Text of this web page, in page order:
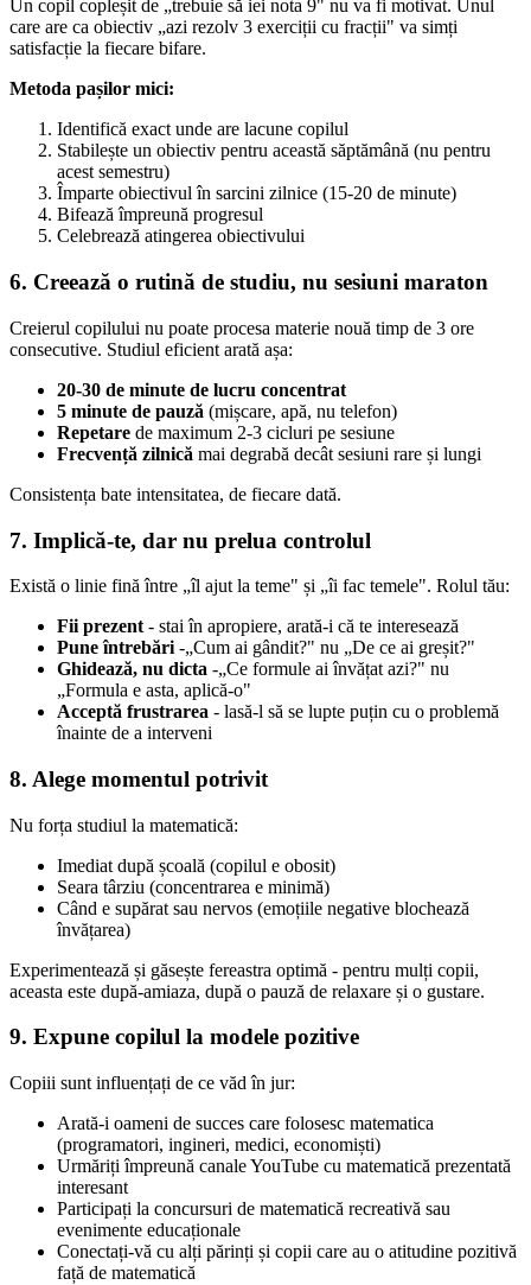
Un copil copleșit de „trebuie să iei nota 9" nu va fi motivat. Unul
care are ca obiectiv „azi rezolv 3 exerciții cu fracții" va simți
satisfacție la fiecare bifare.
Metoda pașilor mici:
Identifică exact unde are lacune copilul
Stabilește un obiectiv pentru această săptămână (nu pentru
acest semestru)
Împarte obiectivul în sarcini zilnice (15-20 de minute)
Bifează împreună progresul
Celebrează atingerea obiectivului
6. Creează o rutină de studiu, nu sesiuni maraton
Creierul copilului nu poate procesa materie nouă timp de 3 ore
consecutive. Studiul eficient arată așa:
20-30 de minute de lucru concentrat
5 minute de pauză (mișcare, apă, nu telefon)
Repetare de maximum 2-3 cicluri pe sesiune
Frecvență zilnică mai degrabă decât sesiuni rare și lungi
Consistența bate intensitatea, de fiecare dată.
7. Implică-te, dar nu prelua controlul
Există o linie fină între „îl ajut la teme" și „îi fac temele". Rolul tău:
Fii prezent - stai în apropiere, arată-i că te interesează
Pune întrebări -„Cum ai gândit?" nu „De ce ai greșit?"
Ghidează, nu dicta -„Ce formule ai învățat azi?" nu
„Formula e asta, aplică-o"
Acceptă frustrarea - lasă-l să se lupte puțin cu o problemă
înainte de a interveni
8. Alege momentul potrivit
Nu forța studiul la matematică:
Imediat după școală (copilul e obosit)
Seara târziu (concentrarea e minimă)
Când e supărat sau nervos (emoțiile negative blochează
învățarea)
Experimentează și găsește fereastra optimă - pentru mulți copii,
aceasta este după-amiaza, după o pauză de relaxare și o gustare.
9. Expune copilul la modele pozitive
Copiii sunt influențați de ce văd în jur:
Arată-i oameni de succes care folosesc matematica
(programatori, ingineri, medici, economiști)
Urmăriți împreună canale YouTube cu matematică prezentată
interesant
Participați la concursuri de matematică recreativă sau
evenimente educaționale
Conectați-vă cu alți părinți și copii care au o atitudine pozitivă
față de matematică